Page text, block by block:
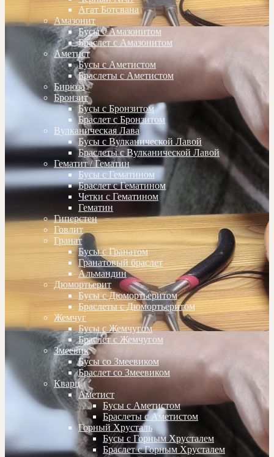
Агат Ботсвана
Амазонит
Бусы с Амазонитом
Браслет с Амазонитом
Аметист
Бусы с Аметистом
Браслеты с Аметистом
Бирюза
Бронзит
Бусы с Бронзитом
Браслет с Бронзитом
Вулканическая Лава
Бусы с Вулканической Лавой
Браслеты с Вулканической Лавой
Гематит / Гематин
Бусы с Гематином
Браслет с Гематином
Четки с Гематином
Гематин
Гиперстен
Говлит
Гранат
Бусы с Гранатом
Гранатовый браслет
Альмандин
Дюмортьерит
Бусы с Дюмортьеритом
Браслеты с Дюмортьеритом
Жемчуг
Бусы с Жемчугом
Браслет с Жемчугом
Змеевик
Бусы со Змеевиком
Браслет со Змеевиком
Кварц
Аметист
Бусы с Аметистом
Браслеты с Аметистом
Горный Хрусталь
Бусы с Горным Хрусталем
Браслет с Горным Хрусталем